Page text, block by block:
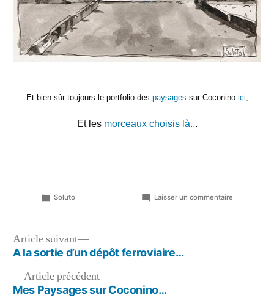
Et bien sûr toujours le portfolio des paysages sur Coconino ici,
Et les morceaux choisis là...
Publié
Soluto Laisser un commentaire
Navigation
de
l’article
Article précédentArticle
précédent :
Mes Paysages sur Coconino…
Article suivant
Article
suivant :
A la sortie d’un dépôt ferroviaire…